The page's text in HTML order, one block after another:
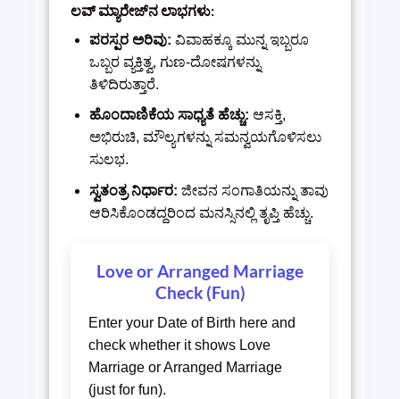
ಲವ್ ಮ್ಯಾರೇಜ್‌ನ ಲಾಭಗಳು:
ಪರಸ್ಪರ ಅರಿವು: ವಿವಾಹಕ್ಕೂ ಮುನ್ನ ಇಬ್ಬರೂ
ಒಬ್ಬರ ವ್ಯಕ್ತಿತ್ವ, ಗುಣ-ದೋಷಗಳನ್ನು
ತಿಳಿದಿರುತ್ತಾರೆ.
ಹೊಂದಾಣಿಕೆಯ ಸಾಧ್ಯತೆ ಹೆಚ್ಚು: ಆಸಕ್ತಿ,
ಅಭಿರುಚಿ, ಮೌಲ್ಯಗಳನ್ನು ಸಮನ್ವಯಗೊಳಿಸಲು
ಸುಲಭ.
ಸ್ವತಂತ್ರ ನಿರ್ಧಾರ: ಜೀವನ ಸಂಗಾತಿಯನ್ನು ತಾವು
ಆರಿಸಿಕೊಂಡದ್ದರಿಂದ ಮನಸ್ಸಿನಲ್ಲಿ ತೃಪ್ತಿ ಹೆಚ್ಚು.
Love or Arranged Marriage
Check (Fun)
Enter your Date of Birth here and
check whether it shows Love
Marriage or Arranged Marriage
(just for fun).